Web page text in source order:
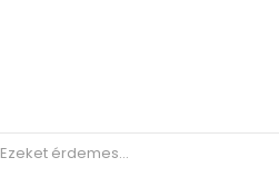
Ezeket érdemes elolvasni! Tóth Árpád 5 remek verse